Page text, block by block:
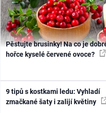
Pěstujte brusinky! Na co je
hořce kyselé červené ovoce?
9 tipů s kostkami ledu: Vyhladí
zmačkané šaty i zalijí květiny